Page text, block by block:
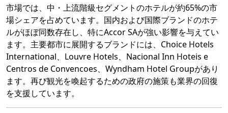
市場では、中・上流階級セグメントのホテルが約65%の市
場シェアを占めています。国内および国際ブランドのホテ
ルがほぼ同数存在し、特にAccor SAが強い影響を与えてい
ます。主要都市に展開するブランドには、Choice Hotels
International、Louvre Hotels、Nacional Inn Hoteis e
Centros de Convencoes、Wyndham Hotel Groupがあり
ます。再び観光を喚起するための政府の施策も業界の回復
を支援しています。